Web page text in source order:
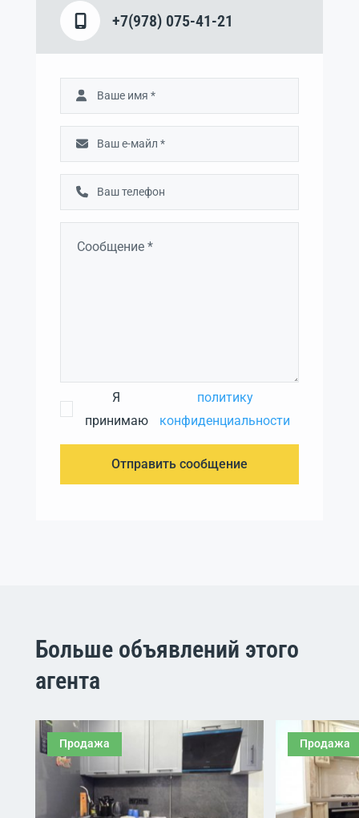
+7(978) 075-41-21
Я
принимаю
политику
конфиденциальности
Отправить сообщение
Больше объявлений этого
агента
Продажа Продажа